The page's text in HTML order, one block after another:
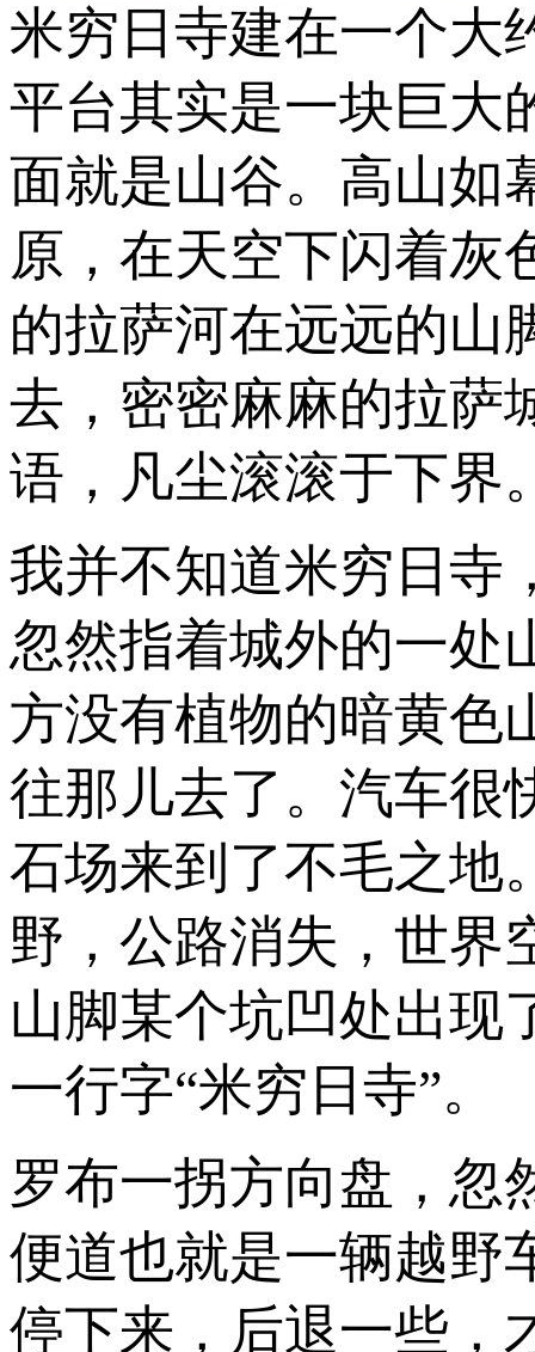
米穷日寺建在一个大
平台其实是一块巨大
面就是山谷。高山如
原，在天空下闪着灰
的拉萨河在远远的山
去，密密麻麻的拉萨
语，凡尘滚滚于下界
我并不知道米穷日寺
忽然指着城外的一处
方没有植物的暗黄色
往那儿去了。汽车很
石场来到了不毛之地
野，公路消失，世界
山脚某个坑凹处出现
一行字“米穷日寺”。
罗布一拐方向盘，忽
便道也就是一辆越野
停下来，后退一些，